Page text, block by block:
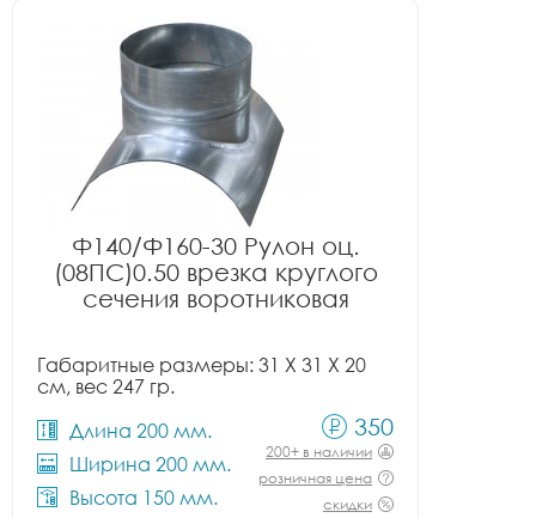
Ф140/Ф160-30 Рулон оц.
(08ПС)0.50 врезка круглого
сечения воротниковая
Габаритные размеры: 31 X 31 X 20
см, вес 247 гр.
Длина 200 мм.
Ширина 200 мм.
Высота 150 мм.
350
200+ в наличии
розничная цена
скидки